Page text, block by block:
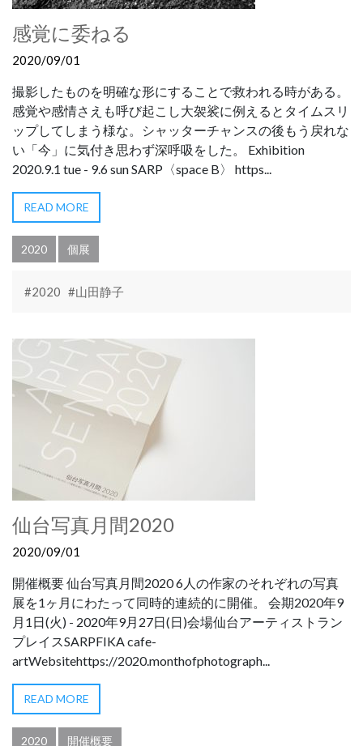
感覚に委ねる
2020/09/01
撮影したものを明確な形にすることで救われる時がある。
感覚や感情さえも呼び起こし大袈裟に例えるとタイムスリ
ップしてしまう様な。シャッターチャンスの後もう戻れな
い「今」に気付き思わず深呼吸をした。 Exhibition
2020.9.1 tue - 9.6 sun SARP〈space B〉 https...
READ MORE
2020 個展
#2020 #山田静子
仙台写真月間2020
2020/09/01
開催概要 仙台写真月間2020 6人の作家のそれぞれの写真
展を1ヶ月にわたって同時的連続的に開催。 会期2020年9
月1日(火) - 2020年9月27日(日)会場仙台アーティストラン
プレイスSARPFIKA cafe-
artWebsitehttps://2020.monthofphotograph...
READ MORE
2020 開催概要